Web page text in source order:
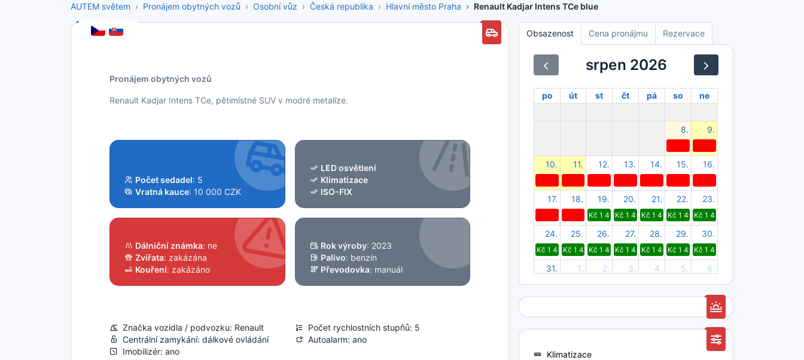
AUTEM světem Pronájem obytných vozů Osobní vůz Česká republika Hlavní město Praha Renault Kadjar Intens TCe blue
Pronájem obytných vozů
Renault Kadjar Intens TCe, pětimístné SUV v modré metalíze.
Počet sedadel: 5
Vratná kauce: 10 000 CZK
LED osvětlení
Klimatizace
ISO-FIX
Dálniční známka: ne
Zvířata: zakázána
Kouření: zakázáno
Rok výroby: 2023
Palivo: benzín
Převodovka: manuál
Značka vozidla / podvozku: Renault
Počet rychlostních stupňů: 5
Centrální zamykání: dálkové ovládání
Autoalarm: ano
Imobilizér: ano
Obsazenost Cena pronájmu Rezervace
srpen 2026
po út st čt pá so ne
8. 9.
10. 11. 12. 13. 14. 15. 16.
17. 18. 19.
Kč 1 400
20.
Kč 1 400
21.
Kč 1 400
22.
Kč 1 400
23.
Kč 1 400
24.
Kč 1 400
25.
Kč 1 400
26.
Kč 1 400
27.
Kč 1 400
28.
Kč 1 400
29.
Kč 1 400
30.
Kč 1 400
31.
Kč 1 400
1.
Kč 1 400
2.
Kč 1 400
3.
Kč 1 400
4.
Kč 1 400
5.
Kč 1 400
6.
Kč 1 400
Klimatizace